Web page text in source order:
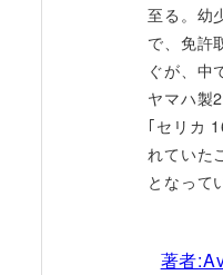
至る。幼
で、免許
ぐが、中
ヤマハ製
｢セリカ
れていた
となって
著者